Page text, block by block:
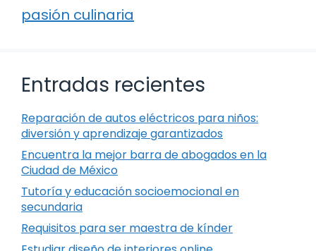
pasión culinaria
Entradas recientes
Reparación de autos eléctricos para niños:
diversión y aprendizaje garantizados
Encuentra la mejor barra de abogados en la
Ciudad de México
Tutoría y educación socioemocional en
secundaria
Requisitos para ser maestra de kínder